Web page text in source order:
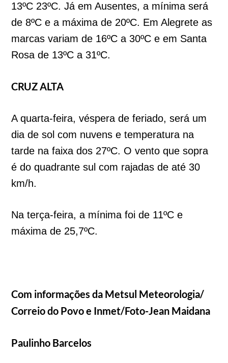
13ºC 23ºC. Já em Ausentes, a mínima será
de 8ºC e a máxima de 20ºC. Em Alegrete as
marcas variam de 16ºC a 30ºC e em Santa
Rosa de 13ºC a 31ºC.
CRUZ ALTA
A quarta-feira, véspera de feriado, será um
dia de sol com nuvens e temperatura na
tarde na faixa dos 27ºC. O vento que sopra
é do quadrante sul com rajadas de até 30
km/h.
Na terça-feira, a mínima foi de 11ºC e
máxima de 25,7ºC.
Com informações da Metsul Meteorologia/
Correio do Povo e Inmet/Foto-Jean Maidana
Paulinho Barcelos